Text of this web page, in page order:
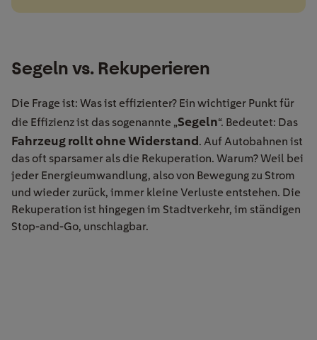
Segeln vs. Rekuperieren
Die Frage ist: Was ist effizienter? Ein wichtiger Punkt für
die Effizienz ist das sogenannte „Segeln“. Bedeutet: Das
Fahrzeug rollt ohne Widerstand. Auf Autobahnen ist
das oft sparsamer als die Rekuperation. Warum? Weil bei
jeder Energieumwandlung, also von Bewegung zu Strom
und wieder zurück, immer kleine Verluste entstehen. Die
Rekuperation ist hingegen im Stadtverkehr, im ständigen
Stop-and-Go, unschlagbar.